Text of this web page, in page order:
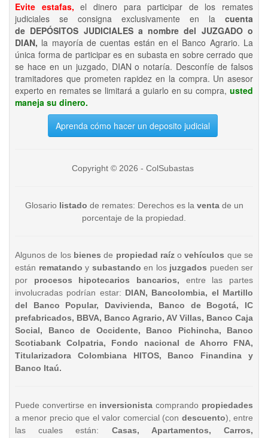
Evite estafas, el dinero para participar de los remates
judiciales se consigna exclusivamente en la cuenta
de DEPÓSITOS JUDICIALES a nombre del JUZGADO o
DIAN, la mayoría de cuentas están en el Banco Agrario. La
única forma de participar es en subasta en sobre cerrado que
se hace en un juzgado, DIAN o notaría. Desconfíe de falsos
tramitadores que prometen rapidez en la compra. Un asesor
experto en remates se limitará a guiarlo en su compra, usted
maneja su dinero.
Aprenda cómo hacer un deposito judicial
Copyright © 2026 - ColSubastas
Glosario listado de remates: Derechos es la ventade un
porcentaje de la propiedad.
Algunos de los bienesde propiedad raízo vehículos que se
están rematando y subastando en los juzgados pueden ser
por procesos hipotecarios bancarios, entre las partes
involucradas podrían estar: DIAN, Bancolombia, el Martillo
del Banco Popular, Davivienda, Banco de Bogotá, IC
prefabricados, BBVA, Banco Agrario, AV Villas, Banco Caja
Social, Banco de Occidente, Banco Pichincha, Banco
Scotiabank Colpatria, Fondo nacional de Ahorro FNA,
Titularizadora Colombiana HITOS, Banco Finandina y
Banco Itaú.
Puede convertirse en inversionista comprando propiedades
a menor precio que el valor comercial (con descuento), entre
las cuales están: Casas, Apartamentos, Carros,